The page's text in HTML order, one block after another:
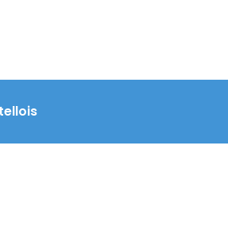
Maison des Martellois : contactez le